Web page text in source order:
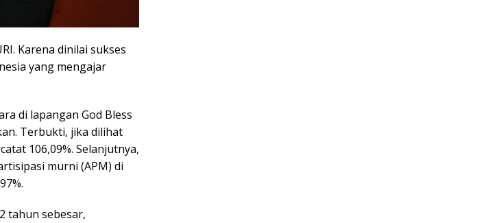
Karena dinilai sukses
yang mengajar
di lapangan God Bless
Terbukti, jika dilihat
106,09%. Selanjutnya,
murni (APM) di
tahun sebesar,